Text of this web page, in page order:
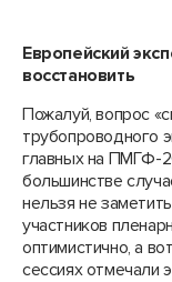
Европейский
восстановить
Пожалуй, вопрос
трубопроводного
главных на ПМГФ-
большинстве
нельзя не
участников
оптимистично, а
сессиях отмечали